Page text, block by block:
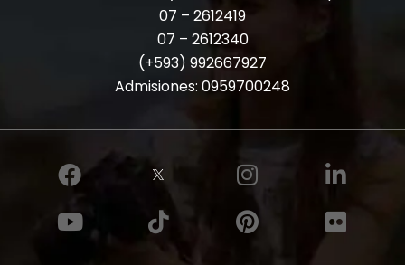
07 – 2612419
07 – 2612340
(+593) 992667927
Admisiones: 0959700248